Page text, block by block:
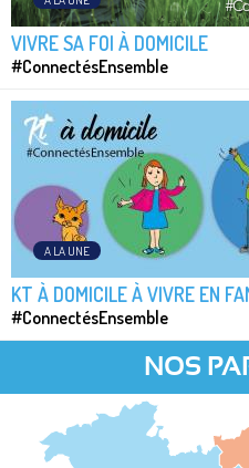
VIVRE SA FOI À DOMICILE
#ConnectésEnsemble
A LA UNE
KT À DOMICILE À VIVRE EN
#ConnectésEnsemble
NOS